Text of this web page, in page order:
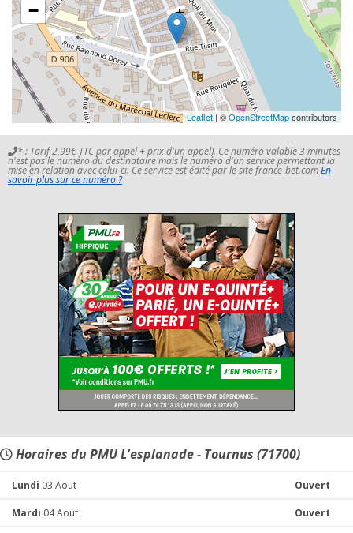
−
Leaflet | ©OpenStreetMapcontributors
* : Tarif 2,99€ TTC par appel + prix d'un appel). Ce numéro valable 3 minutes
n'est pas le numéro du destinataire mais le numéro d'un service permettant la
mise en relation avec celui-ci. Ce service est édité par le site france-bet.comEn
savoir plus sur ce numéro ?
Horaires du PMU L'esplanade - Tournus (71700)
Lundi 03 Aout Ouvert
Mardi 04 Aout Ouvert